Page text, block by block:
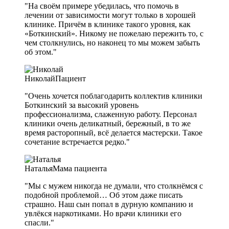
"На своём примере убедилась, что помочь в
лечении от зависимости могут только в хорошей
клинике. Причём в клинике такого уровня, как
«Боткинский». Никому не пожелаю пережить то, с
чем столкнулись, но наконец то мы можем забыть
об этом."
НиколайПациент
"Очень хочется поблагодарить коллектив клиники
Боткинский за высокий уровень
профессионализма, слаженную работу. Персонал
клиники очень деликатный, бережный, в то же
время расторопный, всё делается мастерски. Такое
сочетание встречается редко."
НатальяМама пациента
"Мы с мужем никогда не думали, что столкнёмся с
подобной проблемой… Об этом даже писать
страшно. Наш сын попал в дурную компанию и
увлёкся наркотиками. Но врачи клиники его
спасли."